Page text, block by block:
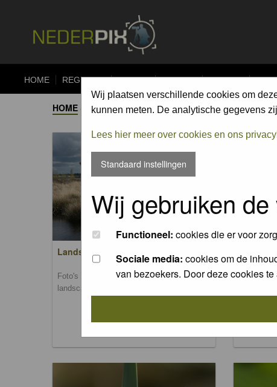
HOME REGISTER FORUM UPLOAD ALBUMS
Wij plaatsen verschillende cookies om
kunnen meten. De analytische gegevens
Lees hier meer over cookies en ons
Standaard instellingen
Wij gebruiken
Functioneel: cookies die er voor
Sociale media: cookies om de
van bezoekers. Door deze cookies
HOME -> ALBUM
Landschappen / Landscapes
Foto's van landschappen / Pictures of
landscapes
Foto's van